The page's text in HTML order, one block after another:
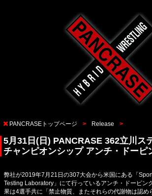
PANCRASEトップページ Release
5月31日(日) PANCRASE 362立川ス
チャンピオンシップ アンチ・ドーピ
弊社が2019年7月21日の307大会から米国にある「
Testing Laboratory」にて行っているアンチ・ドーピン
果は4選手共に「禁止物質、またそれらの代謝物は認め